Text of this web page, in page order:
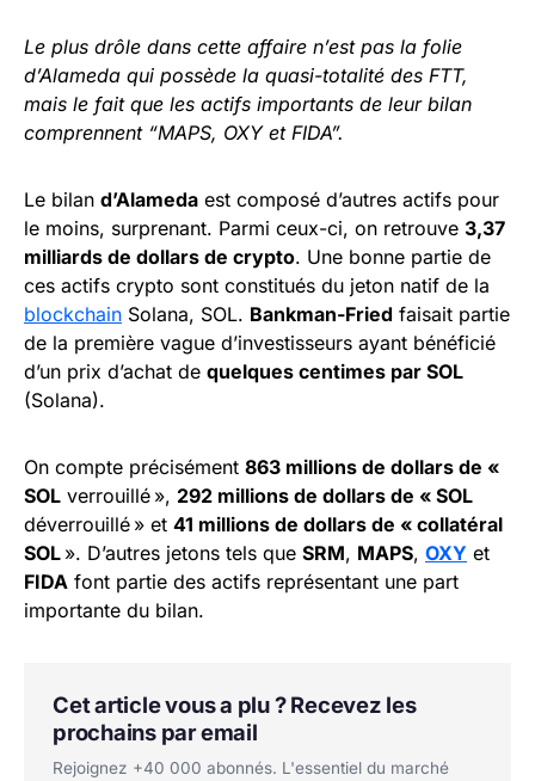
Le plus drôle dans cette affaire n’est pas la folie
d’Alameda qui possède la quasi-totalité des FTT,
mais le fait que les actifs importants de leur bilan
comprennent “MAPS, OXY et FIDA”.
Le bilan d’Alameda est composé d’autres actifs pour
le moins, surprenant. Parmi ceux-ci, on retrouve 3,37
milliards de dollars de crypto. Une bonne partie de
ces actifs crypto sont constitués du jeton natif de la
blockchain Solana, SOL. Bankman-Fried faisait partie
de la première vague d’investisseurs ayant bénéficié
d’un prix d’achat de quelques centimes par SOL
(Solana).
On compte précisément 863 millions de dollars de «
SOL verrouillé », 292 millions de dollars de « SOL
déverrouillé » et 41 millions de dollars de « collatéral
SOL ». D’autres jetons tels que SRM, MAPS, OXY et
FIDA font partie des actifs représentant une part
importante du bilan.
Cet article vous a plu ? Recevez les
prochains par email
Rejoignez +40 000 abonnés. L'essentiel du marché